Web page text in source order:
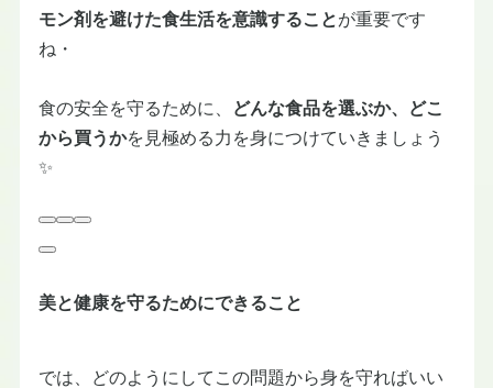
モン剤を避けた食生活を意識することが重要です
ね・
食の安全を守るために、
どんな食品を選ぶか、どこ
から買うかを見極める力を身につけていきましょう
✨
美と健康を守るためにできること
では、どのようにしてこの問題から身を守ればいい